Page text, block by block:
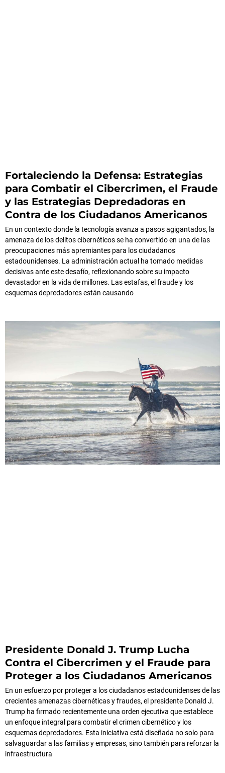
Fortaleciendo la Defensa: Estrategias
para Combatir el Cibercrimen, el Fraude
y las Estrategias Depredadoras en
Contra de los Ciudadanos Americanos
En un contexto donde la tecnología avanza a pasos agigantados, la
amenaza de los delitos cibernéticos se ha convertido en una de las
preocupaciones más apremiantes para los ciudadanos
estadounidenses. La administración actual ha tomado medidas
decisivas ante este desafío, reflexionando sobre su impacto
devastador en la vida de millones. Las estafas, el fraude y los
esquemas depredadores están causando
Presidente Donald J. Trump Lucha
Contra el Cibercrimen y el Fraude para
Proteger a los Ciudadanos Americanos
En un esfuerzo por proteger a los ciudadanos estadounidenses de las
crecientes amenazas cibernéticas y fraudes, el presidente Donald J.
Trump ha firmado recientemente una orden ejecutiva que establece
un enfoque integral para combatir el crimen cibernético y los
esquemas depredadores. Esta iniciativa está diseñada no solo para
salvaguardar a las familias y empresas, sino también para reforzar la
infraestructura